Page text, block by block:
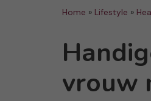
Home » Lifestyle »
vrouw